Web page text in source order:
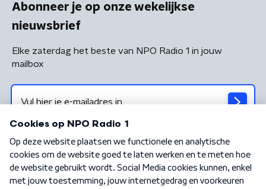
Abonneer je op onze wekelijkse
nieuwsbrief
Elke zaterdag het beste van NPO Radio 1 in jouw
mailbox
Algemene voorwaarden